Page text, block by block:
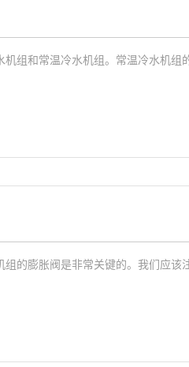
组和常温冷水机组。常温冷水机组
的膨胀阀是非常关键的。我们应该